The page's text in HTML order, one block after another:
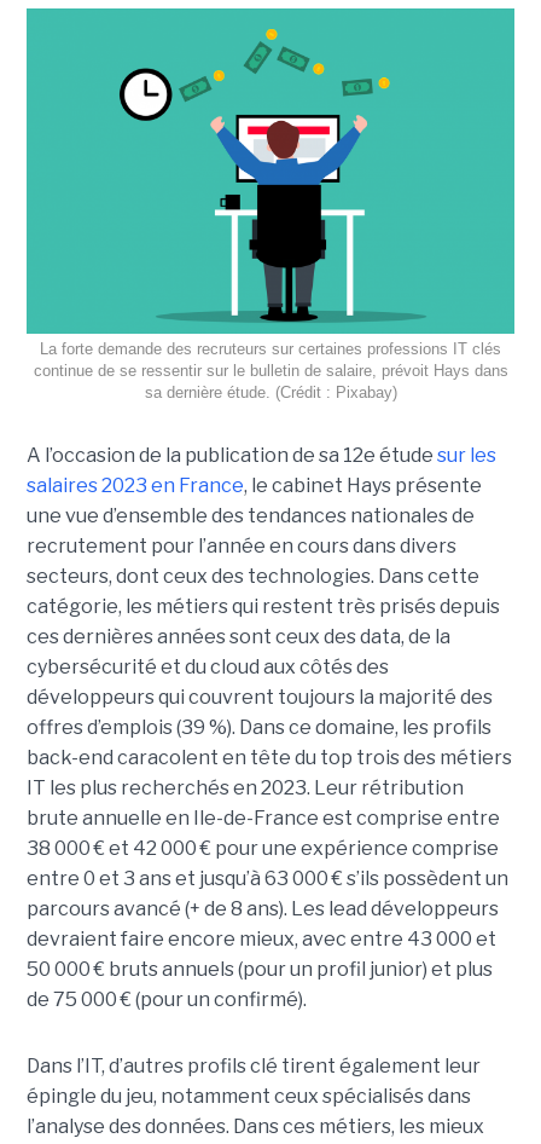
La forte demande des recruteurs sur certaines professions IT clés
continue de se ressentir sur le bulletin de salaire, prévoit Hays dans
sa dernière étude. (Crédit : Pixabay)
A l’occasion de la publication de sa 12e étude sur les
salaires 2023 en France, le cabinet Hays présente
une vue d’ensemble des tendances nationales de
recrutement pour l’année en cours dans divers
secteurs, dont ceux des technologies. Dans cette
catégorie, les métiers qui restent très prisés depuis
ces dernières années sont ceux des data, de la
cybersécurité et du cloud aux côtés des
développeurs qui couvrent toujours la majorité des
offres d’emplois (39 %). Dans ce domaine, les profils
back-end caracolent en tête du top trois des métiers
IT les plus recherchés en 2023. Leur rétribution
brute annuelle en Ile-de-France est comprise entre
38 000 € et 42 000 € pour une expérience comprise
entre 0 et 3 ans et jusqu’à 63 000 € s’ils possèdent un
parcours avancé (+ de 8 ans). Les lead développeurs
devraient faire encore mieux, avec entre 43 000 et
50 000 € bruts annuels (pour un profil junior) et plus
de 75 000 € (pour un confirmé).
Dans l’IT, d’autres profils clé tirent également leur
épingle du jeu, notamment ceux spécialisés dans
l’analyse des données. Dans ces métiers, les mieux